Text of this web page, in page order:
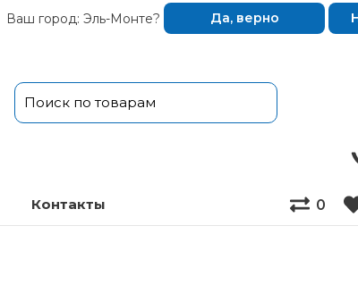
Ваш город: Эль-Монте? Да, верно
Кон­так­ты 0